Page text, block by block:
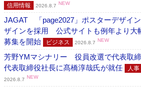
信用情報 2026.8.7 NEW
JAGAT 「page2027」ポスターデザイ
ザインを採用 公式サイトも例年より大
募集を開始
ビジネス 2026.8.7 NEW
芳野YMマシナリー 役員改選で代表取締
代表取締役社長に髙橋淳哉氏が就任
人
2026.8.7 NEW